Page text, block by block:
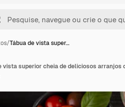
/Tábua de vista super…
vista superior cheia de deliciosos arranjos